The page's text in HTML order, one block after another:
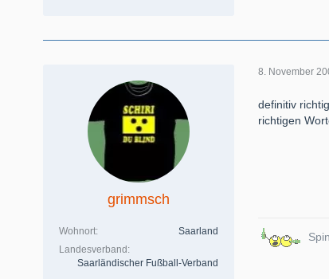
grimmsch
Wohnort
Saarland
Landesverband
Saarländischer Fußball-Verband
8. November
definitiv
richtigen